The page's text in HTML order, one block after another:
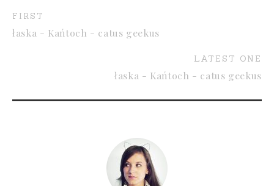
FIRST
łaska - Kańtoch - catus geekus
LATEST ONE
łaska - Kańtoch - catus geekus